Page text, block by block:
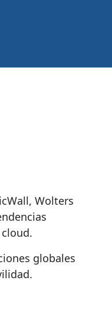
Wolters
globales